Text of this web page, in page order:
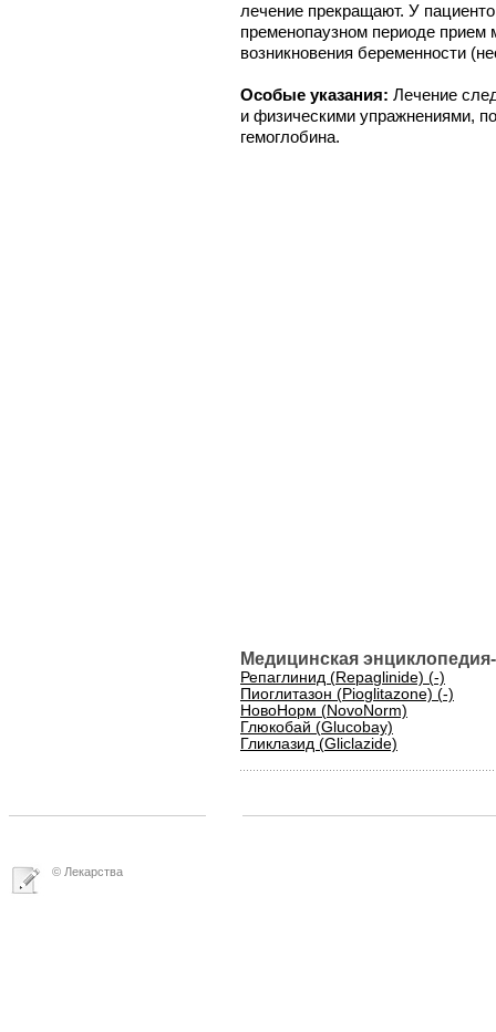
лечение прекращают. У
пременопаузном периоде прием
возникновения беременности
Особые указания: Лечение
и физическими упражнениями,
гемоглобина.
Медицинская
Репаглинид (Repaglinide) (-)
Пиоглитазон (Pioglitazone) (-)
НовоНорм (NovoNorm)
Глюкобай (Glucobay)
Гликлазид (Gliclazide)
© Лекарства